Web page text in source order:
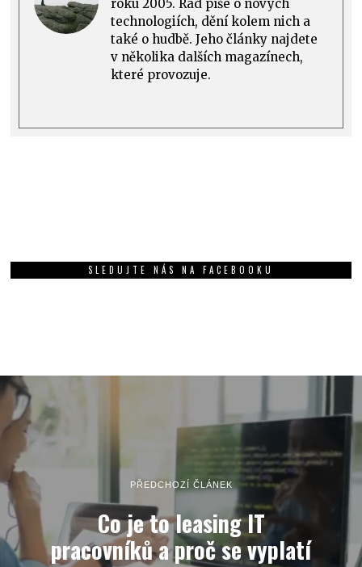
roku 2005. Rád píše o nových
technologiích, dění kolem nich a
také o hudbě. Jeho články najdete
v několika dalších magazínech,
které provozuje.
SLEDUJTE NÁS NA FACEBOOKU
PŘEDCHOZÍ ČLÁNEK
Co je to leasing IT
pracovníků a proč se vyplatí